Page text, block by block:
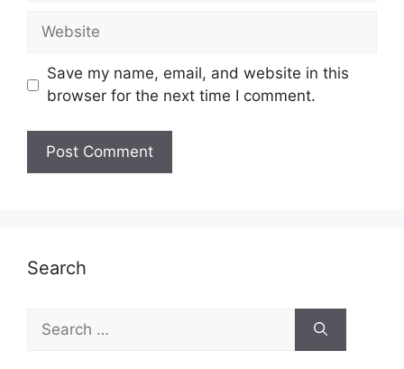
Website
Save my name, email, and website in this
browser for the next time I comment.
Search
for: